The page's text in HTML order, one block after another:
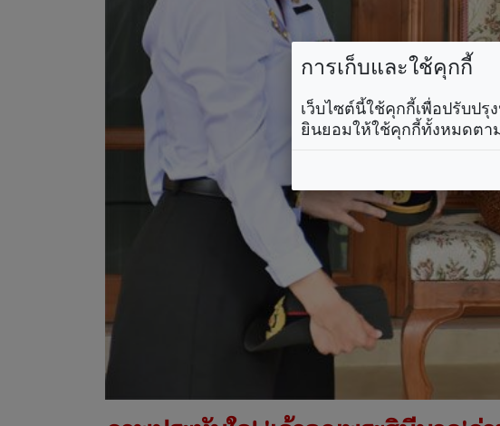
การเก็บและใช้คุกกี้
เว็บไซต์นี้ใช้คุกกี้เพื่อปรับป
ยินยอมให้ใช้คุกกี้ทั้งหมดตา